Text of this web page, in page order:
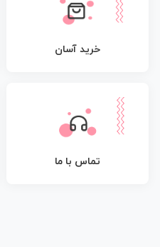
خرید آسان
تماس با ما